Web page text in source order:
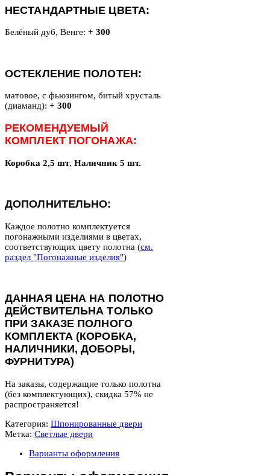
НЕСТАНДАРТНЫЕ ЦВЕТА:
Белёный дуб, Венге: + 300
ОСТЕКЛЕНИЕ ПОЛОТЕН:
матовое, с фьюзингом, битый хрусталь
(диаманд): + 300
РЕКОМЕНДУЕМЫЙ
КОМПЛЕКТ ПОГОНАЖА:
Коробка 2,5 шт, Наличник 5 шт.
ДОПОЛНИТЕЛЬНО:
Каждое полотно комплектуется
погонажными изделиями в цветах,
соответствующих цвету полотна (см.
раздел "Погонажные изделия")
ДАННАЯ ЦЕНА НА ПОЛОТНО
ДЕЙСТВИТЕЛЬНА ТОЛЬКО
ПРИ ЗАКАЗЕ ПОЛНОГО
КОМПЛЕКТА (КОРОБКА,
НАЛИЧНИКИ, ДОБОРЫ,
ФУРНИТУРА)
На заказы, содержащие только полотна
(без комплектующих), скидка 57% не
распространяется!
Категория: Шпонированные двери
Метка: Светлые двери
Варианты оформления